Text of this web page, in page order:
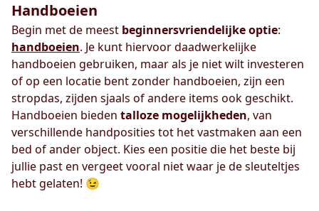
Handboeien
Begin met de meest beginnersvriendelijkeoptie:
handboeien. Je kunt hiervoor daadwerkelijke
handboeien gebruiken, maar als je niet wilt investeren
of op een locatie bent zonder handboeien, zijn een
stropdas, zijden sjaals of andere items ook geschikt.
Handboeien bieden talloze mogelijkheden, van
verschillende handposities tot het vastmaken aan een
bed of ander object. Kies een positie die het beste bij
jullie past en vergeet vooral niet waar je de sleuteltjes
hebt gelaten! 😉